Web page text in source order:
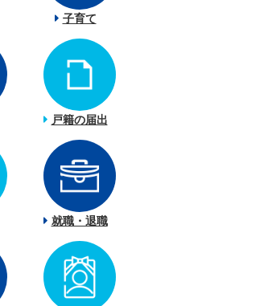
子育て
戸籍の届出
就職・退職